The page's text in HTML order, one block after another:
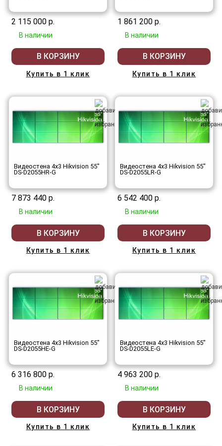
2 115 000 р.
В наличии
В КОРЗИНУ
Купить в 1 клик
1 861 200 р.
В наличии
В КОРЗИНУ
Купить в 1 клик
Видеостена 4x3 Hikvision 55"
DS-D2055HR-G
7 873 440 р.
В наличии
В КОРЗИНУ
Купить в 1 клик
Видеостена 4x3 Hikvision 55"
DS-D2055LR-G
6 542 400 р.
В наличии
В КОРЗИНУ
Купить в 1 клик
Видеостена 4x3 Hikvision 55"
DS-D2055HE-G
6 316 800 р.
В наличии
В КОРЗИНУ
Купить в 1 клик
Видеостена 4x3 Hikvision 55"
DS-D2055LE-G
4 963 200 р.
В наличии
В КОРЗИНУ
Купить в 1 клик